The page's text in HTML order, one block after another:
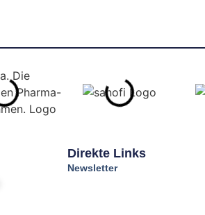
Direkte Links
Newsletter